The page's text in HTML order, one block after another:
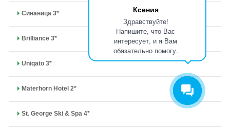
Ксения
Здравствуйте!
Напишите, что Вас
интересует, и я Вам
обязательно помогу.
Синаница 3*
Brilliance 3*
Uniqato 3*
Materhorn Hotel 2*
St. George Ski & Spa 4*